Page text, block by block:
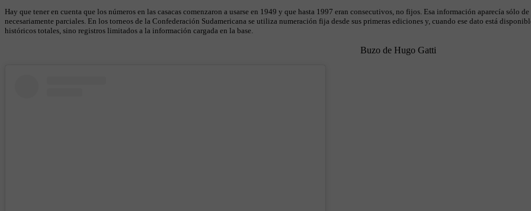
Hay que tener en cuenta que los números en las casacas comenzaron a usarse en 1949 y que hasta 1997 eran consecutivos, no fijos. Esa información aparecía sólo
necesariamente parciales. En los torneos de la Confederación Sudamericana se utiliza numeración fija desde sus primeras ediciones y, cuando ese dato está
históricos totales, sino registros limitados a la información cargada en la base.
Buzo de Hugo Gatti